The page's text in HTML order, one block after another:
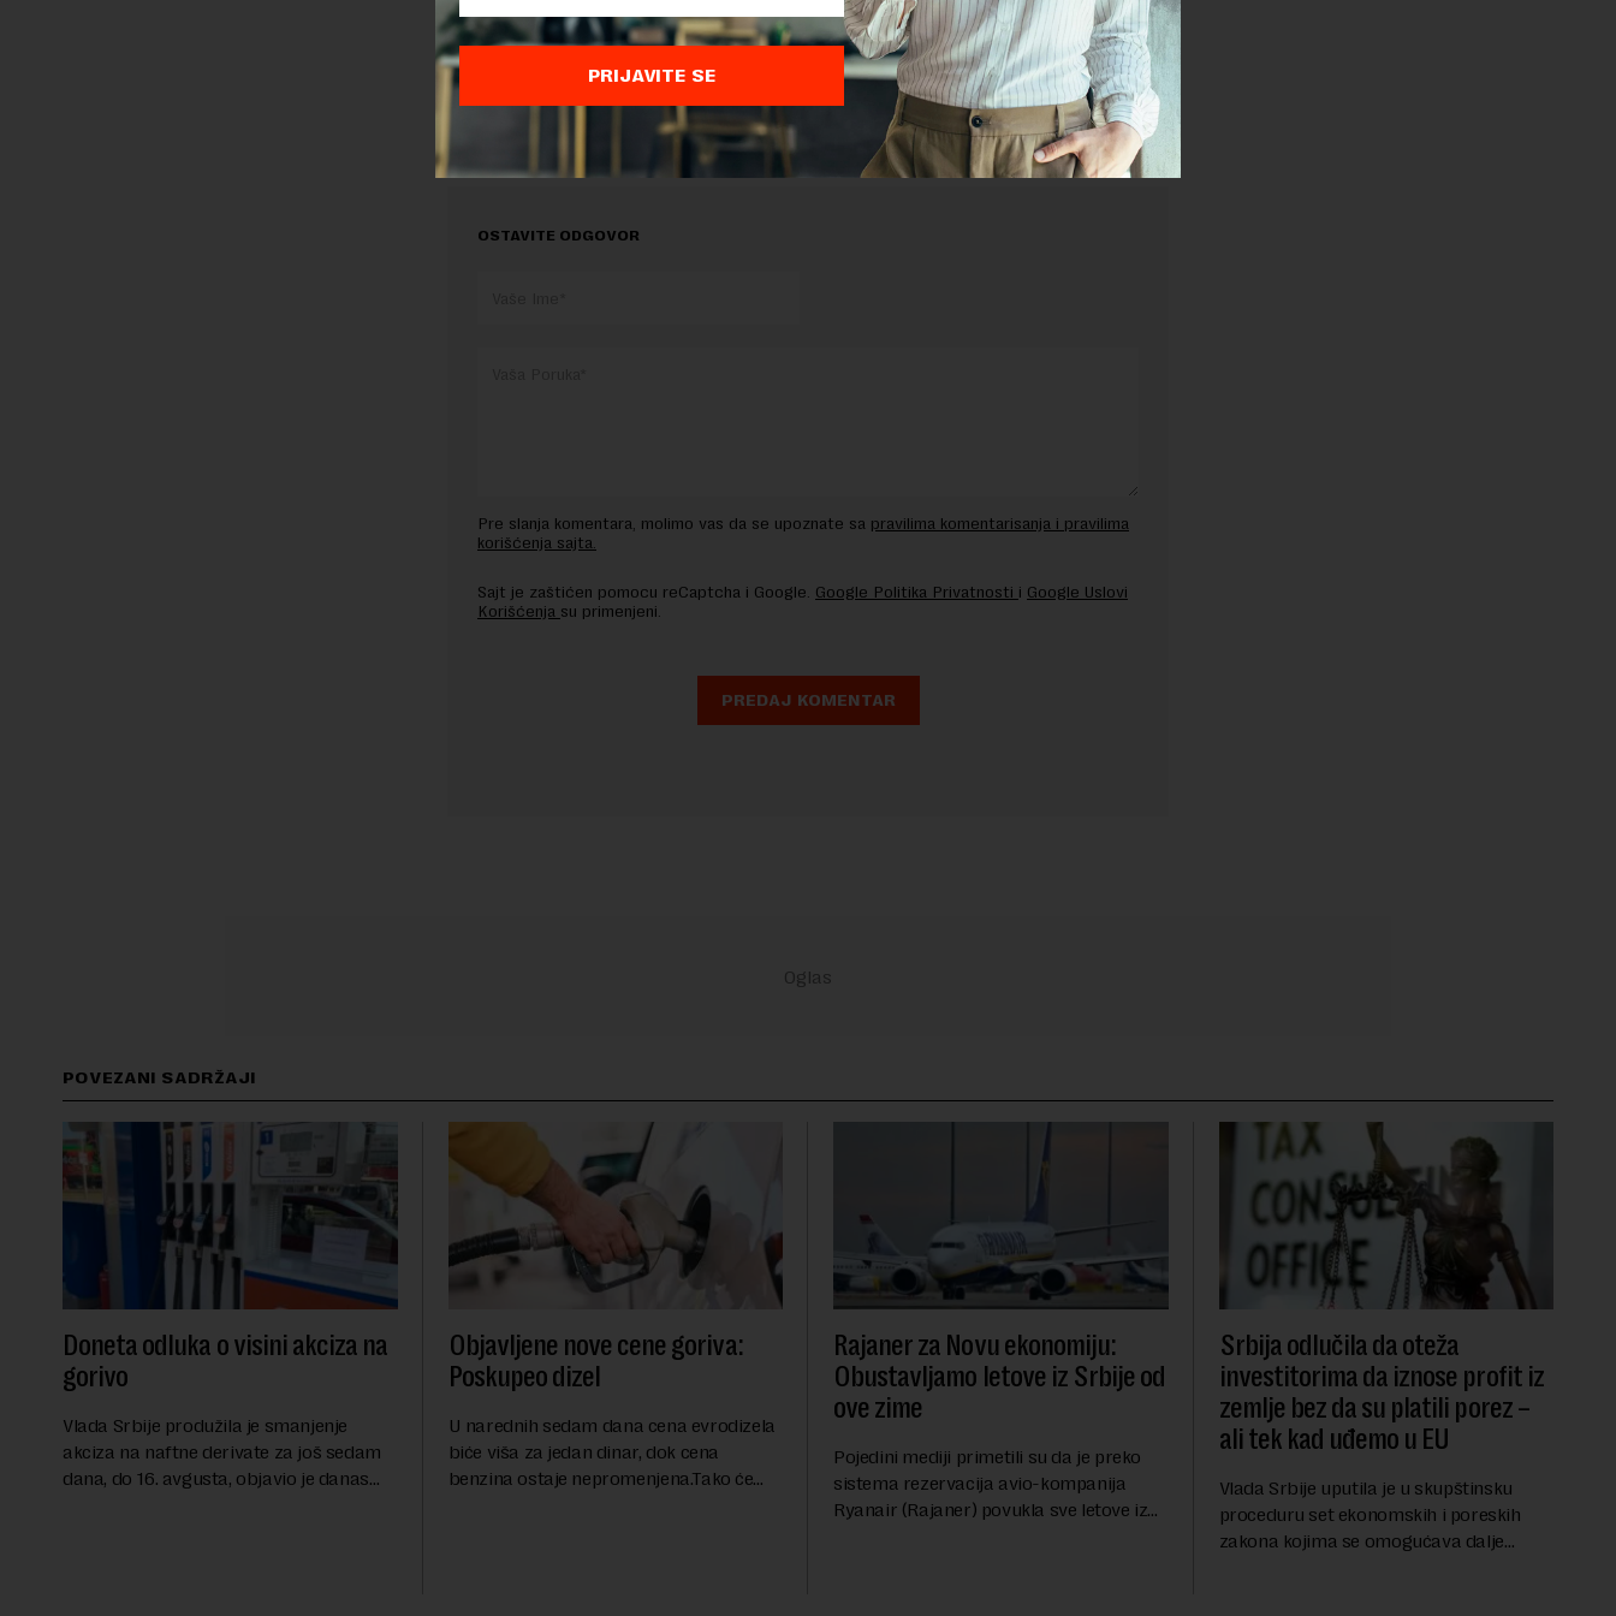
Preuzimanje delova teksta je dozvoljeno, ali uz obavezno navođenje izvora i uz postavljanje linka
ka izvornom tekstu na novaekonomija.rs
OSTAVITE ODGOVOR
Pre slanja komentara, molimo vas da se upoznate sa pravilima komentarisanja i pravilima
korišćenja sajta.
Sajt je zaštićen pomocu reCaptcha i Google. Google Politika Privatnosti i Google Uslovi
Korišćenja su primenjeni.
POVEZANI SADRŽAJI
Doneta odluka o visini akciza na
gorivo
Vlada Srbije produžila je smanjenje
akciza na naftne derivate za još sedam
dana, do 16. avgusta, objavio je danas
Objavljene nove cene goriva:
Poskupeo dizel
U narednih sedam dana cena evrodizela
biće viša za jedan dinar, dok cena
benzina ostaje nepromenjena.Tako će
Rajaner za Novu ekonomiju:
Obustavljamo letove iz Srbije od
ove zime
Pojedini mediji primetili su da je preko
sistema rezervacija avio-kompanija
Ryanair (Rajaner) povukla sve letove iz
Srbija odlučila da oteža
investitorima da iznose profit iz
zemlje bez da su platili porez –
ali tek kad uđemo u EU
Vlada Srbije uputila je u skupštinsku
proceduru set ekonomskih i poreskih
zakona kojima se omogućava dalje
PRIJAVITE SE